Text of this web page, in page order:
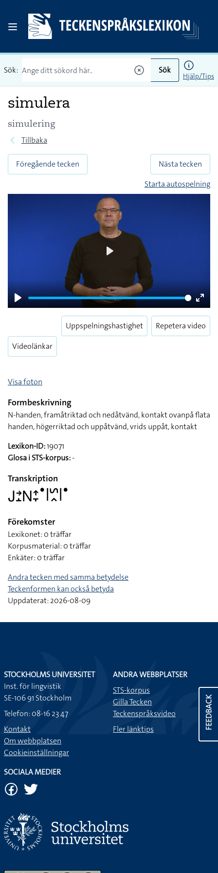
Sök: Sök
Hjälp/Tips
simulera
simulering
Tillbaka
Föregående tecken
Nästa tecken
Starta autospelning
Play
Enter
Videolänkar
Uppspelningshastighet Repetera video
Visa foton
Formbeskrivning
N-handen, framåtriktad och nedåtvänd, kontakt ovanpå flata
handen, högerriktad och uppåtvänd, vrids uppåt, kontakt
Lexikon-ID:19071
Glosa i STS-korpus:-
Transkription
􌤢􌥔􌤸􌥌􌤴􌥙􌤟􌥼􌥲􌥿􌥼􌤟
Förekomster
Lexikonet: 0 träffar
Korpusmaterial: 0 träffar
Enkäter: 0 träffar
Andra tecken med samma betydelse
Teckenformen kan också betyda
Uppdaterat: 2026-08-09
FEEDBACK
STOCKHOLMS UNIVERSITET
Inst. för lingvistik
SE-106 91 Stockholm
Telefon: 08-16 23 47
Kontakt
Om webbplatsen
Cookieinställningar
ANDRA WEBBPLATSER
STS-korpus
Gilla Tecken
Teckenspråksvideo
Fler länktips
SOCIALA MEDIER